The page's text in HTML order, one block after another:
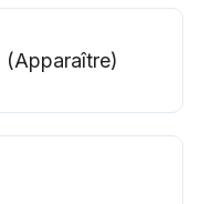
(Apparaître)